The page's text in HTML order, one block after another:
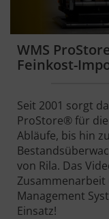
WMS
Feinkost-
Seit 2001 sorgt
ProStore® für
Abläufe, bis hin
von Rila. Das
Zusammenarbeit
Management
Einsatz!